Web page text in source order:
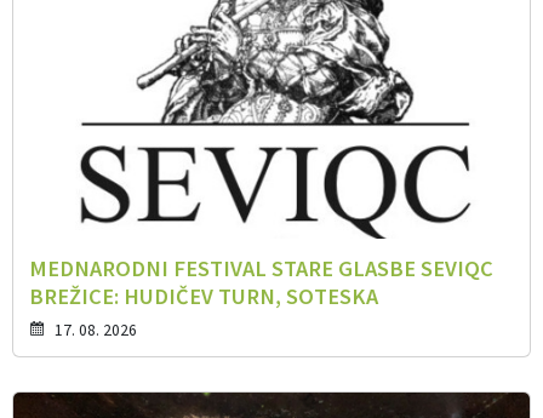
MEDNARODNI FESTIVAL STARE GLASBE SEVIQC
BREŽICE: HUDIČEV TURN, SOTESKA
17. 08. 2026